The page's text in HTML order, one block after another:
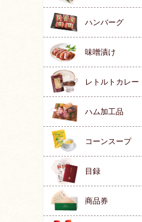
ハンバーグ
味噌漬け
レトルトカレー
ハム加工品
コーンスープ
目録
商品券